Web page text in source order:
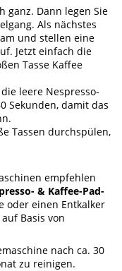
ganz. Dann legen Sie
Als nächstes
und stellen eine
Jetzt einfach die
Tasse Kaffee
leere Nespresso-
Sekunden, damit das
Tassen durchspülen,
empfehlen
& Kaffee-Pad-
oder einen Entkalker
Basis von
nach ca. 30
zu reinigen.